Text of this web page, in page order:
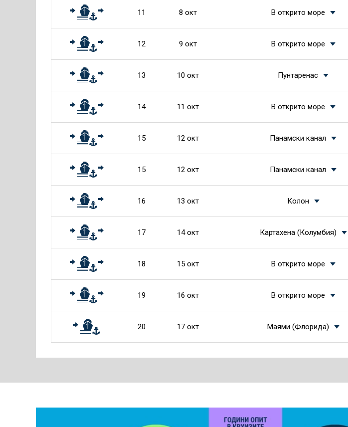
11 8 окт В открито море
12 9 окт В открито море
13 10 окт Пунтаренас
14 11 окт В открито море
15 12 окт Панамски канал
15 12 окт Панамски канал
16 13 окт Колон
17 14 окт Картахена (Колумбия)
18 15 окт В открито море
19 16 окт В открито море
20 17 окт Маями (Флорида)